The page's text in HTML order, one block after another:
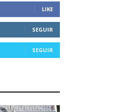
LIKE
SEGUIR
SEGUIR